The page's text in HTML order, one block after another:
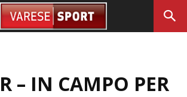
– IN CAMPO PER